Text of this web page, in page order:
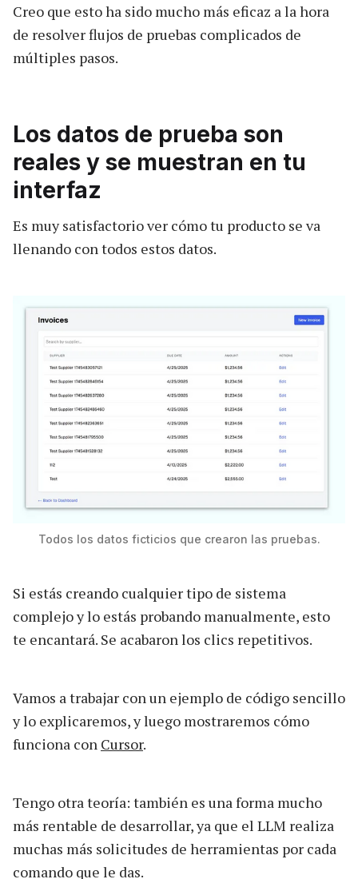
Creo que esto ha sido mucho más eficaz a la hora
de resolver flujos de pruebas complicados de
múltiples pasos.
Los datos de prueba son
reales y se muestran en tu
interfaz
Es muy satisfactorio ver cómo tu producto se va
llenando con todos estos datos.
Todos los datos ficticios que crearon las pruebas.
Si estás creando cualquier tipo de sistema
complejo y lo estás probando manualmente, esto
te encantará. Se acabaron los clics repetitivos.
Vamos a trabajar con un ejemplo de código sencillo
y lo explicaremos, y luego mostraremos cómo
funciona con Cursor.
Tengo otra teoría: también es una forma mucho
más rentable de desarrollar, ya que el LLM realiza
muchas más solicitudes de herramientas por cada
comando que le das.